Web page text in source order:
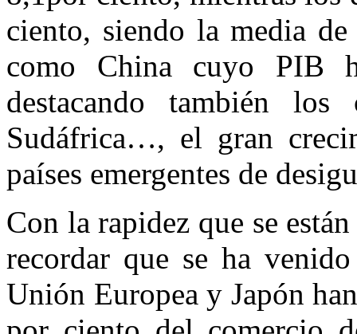
ciento, siendo la media
como China cuyo PIB
destacando también
Sudáfrica…, el gran
países emergentes de
Con la rapidez que se
recordar que se ha
Unión Europea y Japón